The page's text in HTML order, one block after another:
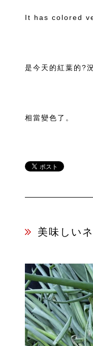
It has colored
是今天的紅葉的?
相當變色了。
美味しい